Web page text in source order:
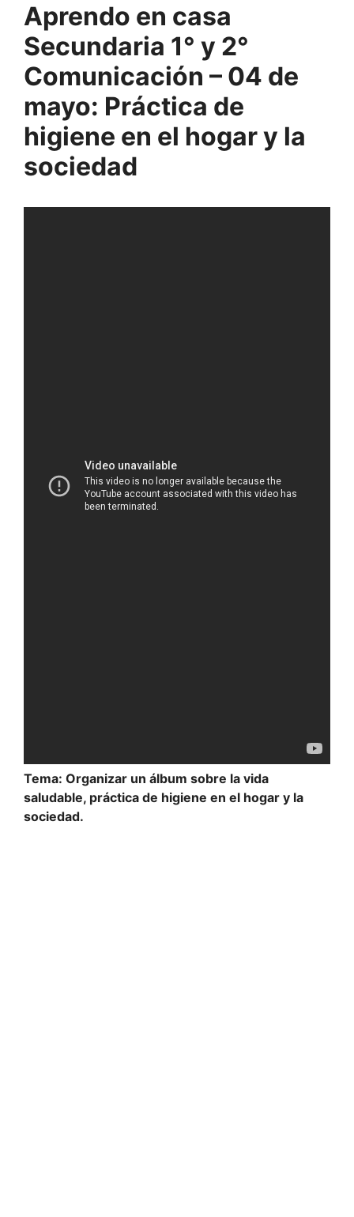
Aprendo en casa
Secundaria 1° y 2°
Comunicación – 04 de
mayo: Práctica de
higiene en el hogar y la
sociedad
Tema: Organizar un álbum sobre la vida
saludable, práctica de higiene en el hogar y la
sociedad.